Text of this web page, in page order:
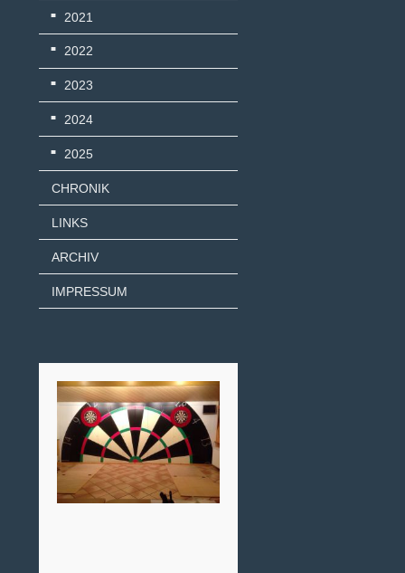
2021
2022
2023
2024
2025
CHRONIK
LINKS
ARCHIV
IMPRESSUM